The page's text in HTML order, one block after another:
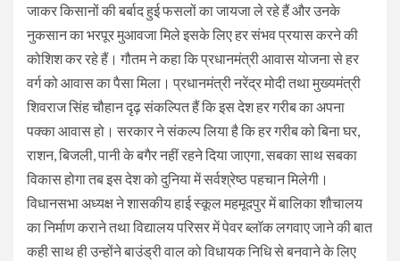
जाकर किसानों की बर्बाद हुई फसलों का जायजा ले रहे हैं और उनके
नुकसान का भरपूर मुआवजा मिले इसके लिए हर संभव प्रयास करने की
कोशिश कर रहे हैं। गौतम ने कहा कि प्रधानमंत्री आवास योजना से हर
वर्ग को आवास का पैसा मिला। प्रधानमंत्री नरेंद्र मोदी तथा मुख्यमंत्री
शिवराज सिंह चौहान दृढ़ संकल्पित हैं कि इस देश हर गरीब का अपना
पक्का आवास हो। सरकार ने संकल्प लिया है कि हर गरीब को बिना घर,
राशन, बिजली, पानी के बगैर नहीं रहने दिया जाएगा, सबका साथ सबका
विकास होगा तब इस देश को दुनिया में सर्वश्रेष्ठ पहचान मिलेगी।
विधानसभा अध्यक्ष ने शासकीय हाई स्कूल महमूदपुर में बालिका शौचालय
का निर्माण कराने तथा विद्यालय परिसर में पेवर ब्लॉक लगवाए जाने की बात
कही साथ ही उन्होंने बाउंड्री वाल को विधायक निधि से बनवाने के लिए